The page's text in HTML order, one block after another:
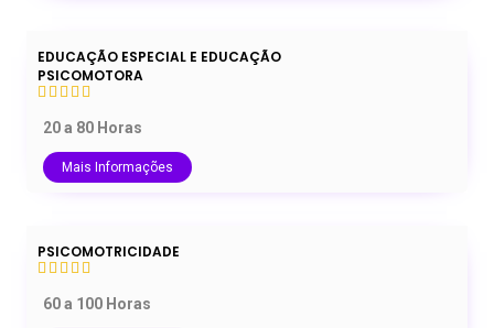
EDUCAÇÃO ESPECIAL E EDUCAÇÃO
PSICOMOTORA
20 a 80 Horas
Mais Informações
PSICOMOTRICIDADE
60 a 100 Horas